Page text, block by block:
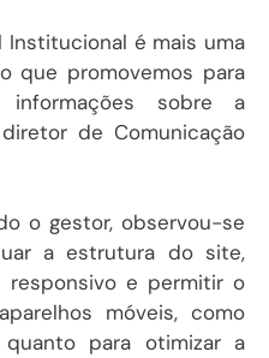
Institucional é mais uma
que promovemos para
sobre a
de Comunicação
o gestor, observou-se
a estrutura do site,
e permitir o
móveis, como
para otimizar a